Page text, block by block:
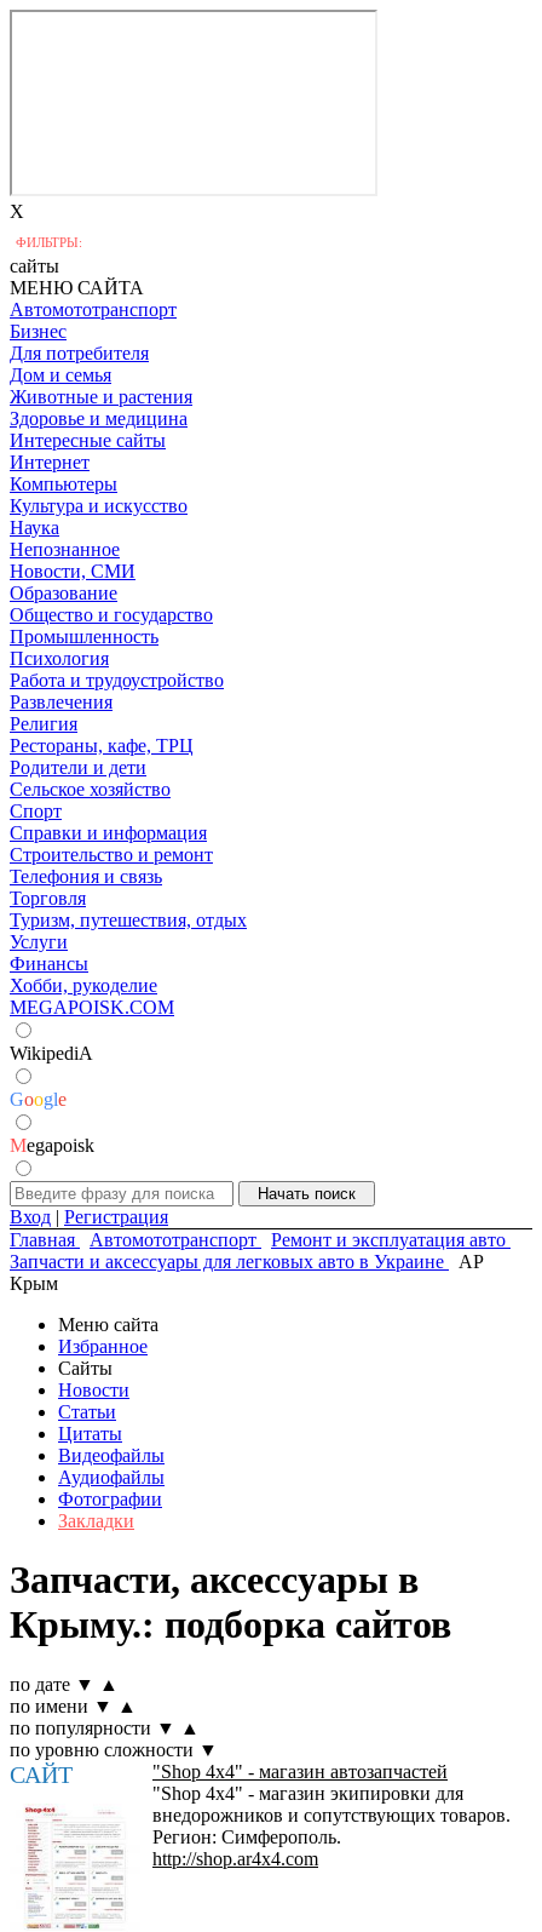
X
ФИЛЬТРЫ:
сайты
МЕНЮ САЙТА
Автомототранспорт
Бизнес
Для потребителя
Дом и семья
Животные и растения
Здоровье и медицина
Интересные сайты
Интернет
Компьютеры
Культура и искусство
Наука
Непознанное
Новости, СМИ
Образование
Общество и государство
Промышленность
Психология
Работа и трудоустройство
Развлечения
Религия
Рестораны, кафе, ТРЦ
Родители и дети
Сельское хозяйство
Спорт
Справки и информация
Строительство и ремонт
Телефония и связь
Торговля
Туризм, путешествия, отдых
Услуги
Финансы
Хобби, рукоделие
MEGAPOISK.COM
WikipediA
Google
Megapoisk
Вход | Регистрация
Главная
Автомототранспорт
Ремонт и эксплуатация авто
Запчасти и аксессуары для легковых авто в Украине
АР
Крым
Меню сайта
Избранное
Сайты
Новости
Статьи
Цитаты
Видеофайлы
Аудиофайлы
Фотографии
Закладки
Запчасти, аксессуары в
Крыму.: подборка сайтов
по дате ▼
▲
по имени ▼
▲
по популярности ▼
▲
по уровню сложности ▼
САЙТ
"Shop 4x4" - магазин автозапчастей
"Shop 4x4" - магазин экипировки для
внедорожников и сопутствующих товаров.
Регион: Симферополь.
http://shop.ar4x4.com